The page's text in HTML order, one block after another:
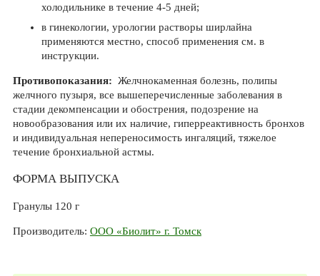
холодильнике в течение 4-5 дней;
в гинекологии, урологии растворы ширлайна
применяются местно, способ применения см. в
инструкции.
Противопоказания: Желчнокаменная болезнь, полипы
желчного пузыря, все вышеперечисленные заболевания в
стадии декомпенсации и обострения, подозрение на
новообразования или их наличие, гиперреактивность бронхов
и индивидуальная непереносимость ингаляций, тяжелое
течение бронхиальной астмы.
ФОРМА ВЫПУСКА
Гранулы 120 г
Производитель: ООО «Биолит» г. Томск